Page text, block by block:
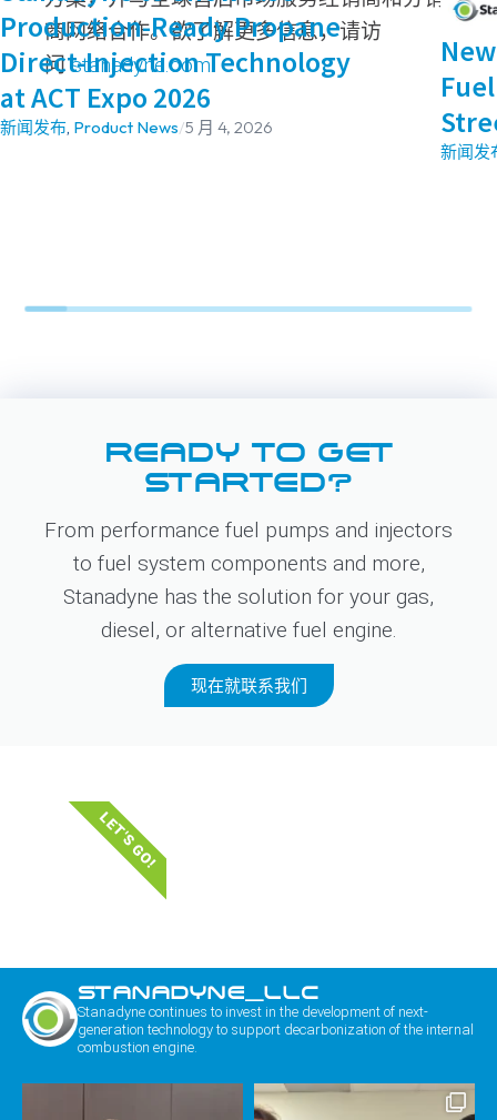
商网络合作。欲了解更多信息，请访
问stanadyne.com.
Production-Ready Propane
Direct-Injection Technology
at ACT Expo 2026
新闻发布, Product News/5 月 4, 2026
新闻发
READY TO GET
STARTED?
From performance fuel pumps and injectors
to fuel system components and more,
Stanadyne has the solution for your gas,
diesel, or alternative fuel engine.
现在就联系我们
LET'S GO!
STANADYNE_LLC
Stanadyne continues to invest in the development of next-
generation technology to support decarbonization of the internal
combustion engine.